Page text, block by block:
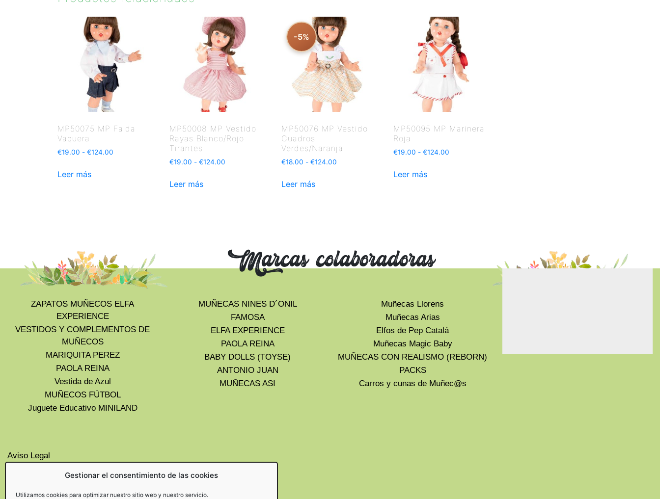
Gestionar el consentimiento de las cookies
Utilizamos cookies para optimizar nuestro sitio web y nuestro servicio.
MP50075 MP Falda
Vaquera
€19.00 - €124.00
Leer más
MP50008 MP Vestido
Rayas Blanco/Rojo
Tirantes
€19.00 - €124.00
Leer más
-5%
MP50076 MP Vestido
Cuadros
Verdes/Naranja
€18.00 - €124.00
Leer más
MP50095 MP Marinera
Roja
€19.00 - €124.00
Leer más
Marcas colaboradoras
ZAPATOS MUÑECOS ELFA
EXPERIENCE
VESTIDOS Y COMPLEMENTOS DE
MUÑECOS
MARIQUITA PEREZ
PAOLA REINA
Vestida de Azul
MUÑECOS FÚTBOL
Juguete Educativo MINILAND
Aviso Legal
Politica de devoluciones y
MUÑECAS NINES D´ONIL
FAMOSA
ELFA EXPERIENCE
PAOLA REINA
BABY DOLLS (TOYSE)
ANTONIO JUAN
MUÑECAS ASI
Muñecas Llorens
Muñecas Arias
Elfos de Pep Catalá
Muñecas Magic Baby
MUÑECAS CON REALISMO (REBORN)
PACKS
Carros y cunas de Muñec@s